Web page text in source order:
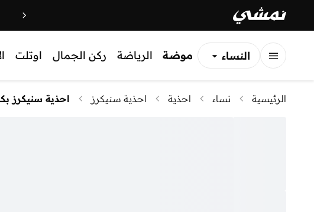
النساء
موضة الرياضة ركن الجمال اوتلت
الرئيسية نساء احذية احذية سنيكرز احذية سنيكرز